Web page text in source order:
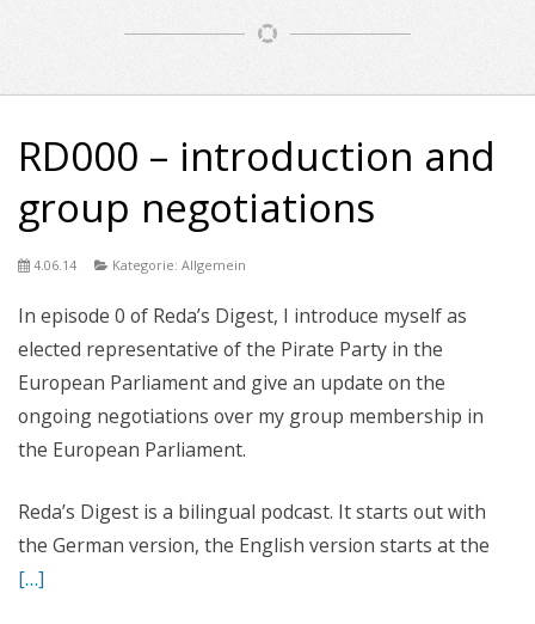
RD000 – introduction and
group negotiations
4.06.14 Kategorie: Allgemein
In episode 0 of Reda’s Digest, I introduce myself as
elected representative of the Pirate Party in the
European Parliament and give an update on the
ongoing negotiations over my group membership in
the European Parliament.
Reda’s Digest is a bilingual podcast. It starts out with
the German version, the English version starts at the
[…]